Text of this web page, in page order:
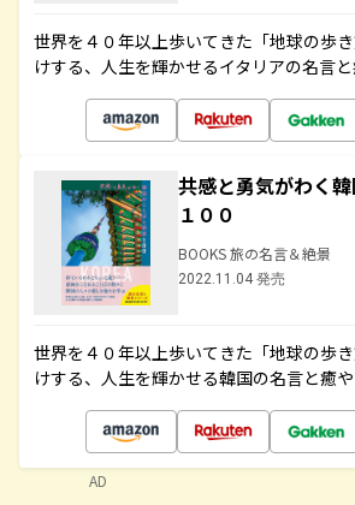
世界を４０年以上歩いてきた「地球の歩
けする、人生を輝かせるイタリアの名言
共感と勇気がわく
１００
BOOKS 旅の名言＆絶景
2022.11.04 発売
世界を４０年以上歩いてきた「地球の歩
けする、人生を輝かせる韓国の名言と癒
AD